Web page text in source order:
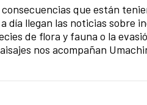
que están
día llegan las noticias sobre
de flora y fauna o la
nos acompañan